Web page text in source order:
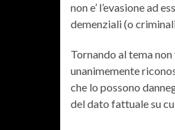
non e’ l’evasione ad
demenziali (o
Tornando al tema
unanimemente
che lo possono
del dato fattuale su